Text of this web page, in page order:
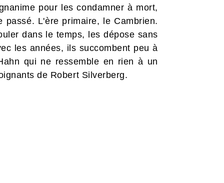
pour les condamner à mort,
L'ère primaire, le Cambrien.
dans le temps, les dépose sans
les années, ils succombent peu à
qui ne ressemble en rien à un
de Robert Silverberg.